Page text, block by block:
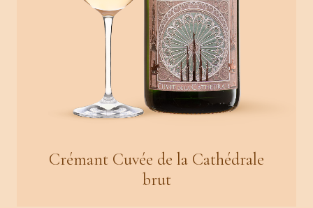
Crémant Cuvée de la Cathédrale
brut